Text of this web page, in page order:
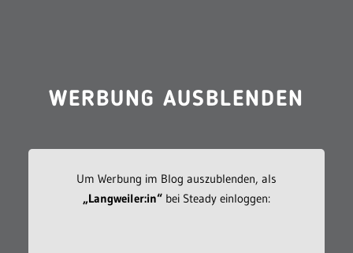
WERBUNG AUSBLENDEN
Um Werbung im Blog auszublenden, als
„Langweiler:in“bei Steady einloggen: